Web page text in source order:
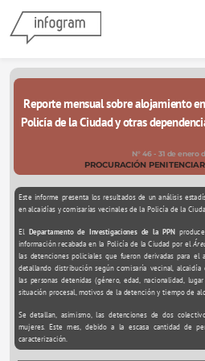
N° 46 - 31 de enero
PROCURACIÓN
Reporte mensual sobre alojamiento
Policía de la Ciudad y otras
Este informe presenta los resultados de un análisis
en alcaidías y comisarías vecinales de la Policía de la
El Departamento de Investigaciones de la PPN
información recabada en la Policía de la Ciudad por el
las detenciones policiales que fueron derivadas para el
detallando distribución según comisaría vecinal,
las personas detenidas (género, edad, nacionalidad,
situación procesal, motivos de la detención y tiempo de
Se detallan, asimismo, las detenciones de dos
mujeres. Este mes, debido a la escasa cantidad de
caracterización.